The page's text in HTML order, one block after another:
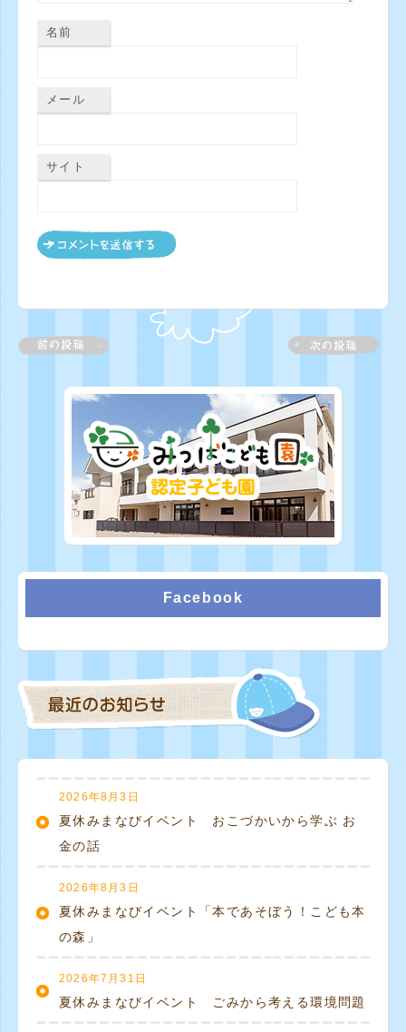
名前
メール
サイト
Facebook
2026年8月3日
夏休みまなびイベント おこづかいから学ぶ お
金の話
2026年8月3日
夏休みまなびイベント「本であそぼう！こども本
の森」
2026年7月31日
夏休みまなびイベント ごみから考える環境問題